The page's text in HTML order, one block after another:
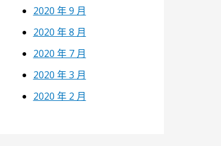
2020 年 9 月
2020 年 8 月
2020 年 7 月
2020 年 3 月
2020 年 2 月